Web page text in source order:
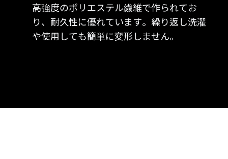
高強度のポリエステル繊維で作られてお
り、耐久性に優れています。繰り返し洗濯
や使用しても簡単に変形しません。